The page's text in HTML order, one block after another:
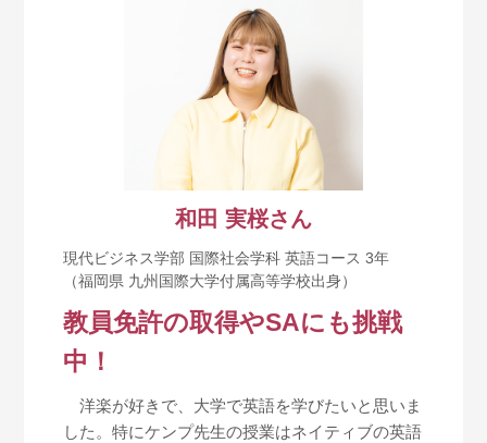
和田 実桜さん
現代ビジネス学部 国際社会学科 英語コース 3年
（福岡県 九州国際大学付属高等学校出身）
教員免許の取得やSAにも挑戦
中！
洋楽が好きで、大学で英語を学びたいと思いま
した。特にケンプ先生の授業はネイティブの英語